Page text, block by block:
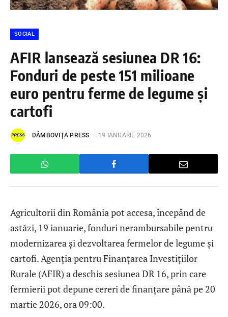
SOCIAL
AFIR lansează sesiunea DR 16:
Fonduri de peste 151 milioane
euro pentru ferme de legume și
cartofi
DÂMBOVIŢA PRESS 19 IANUARIE 2026
Agricultorii din România pot accesa, începând de
astăzi, 19 ianuarie, fonduri nerambursabile pentru
modernizarea și dezvoltarea fermelor de legume și
cartofi. Agenția pentru Finanțarea Investițiilor
Rurale (AFIR) a deschis sesiunea DR 16, prin care
fermierii pot depune cereri de finanțare până pe 20
martie 2026, ora 09:00.